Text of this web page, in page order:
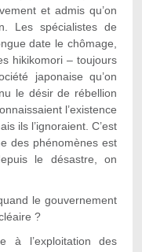
et admis qu’on
Les spécialistes de
date le chômage,
hikikomori – toujours
japonaise qu’on
le désir de rébellion
l’existence
ils l’ignoraient. C’est
des phénomènes est
le désastre, on
le gouvernement
?
l’exploitation des